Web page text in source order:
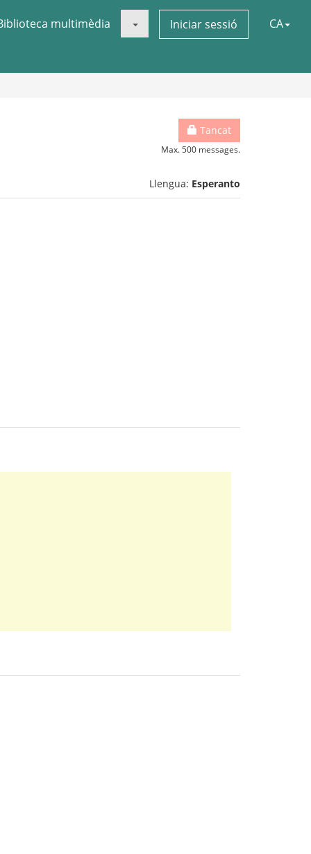
multimèdia Iniciar sessió CA
Tancat
Max. 500 messages.
Llengua: Esperanto